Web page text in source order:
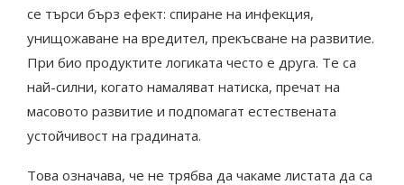
се търси бърз ефект: спиране на инфекция,
унищожаване на вредител, прекъсване на развитие.
При био продуктите логиката често е друга. Те са
най-силни, когато намаляват натиска, пречат на
масовото развитие и подпомагат естествената
устойчивост на градината.
Това означава, че не трябва да чакаме листата да са